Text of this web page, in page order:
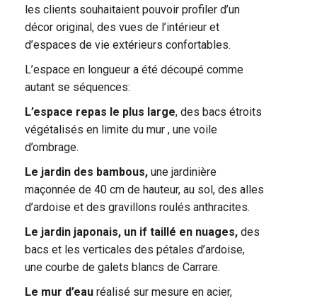
les clients souhaitaient pouvoir profiler d’un
décor original, des vues de l’intérieur et
d’espaces de vie extérieurs confortables.
L’espace en longueur a été découpé comme
autant se séquences:
L’espace repas le plus large, des bacs étroits
végétalisés en limite du mur , une voile
d’ombrage.
Le jardin des bambous, une jardinière
maçonnée de 40 cm de hauteur, au sol, des alles
d’ardoise et des gravillons roulés anthracites.
Le jardin japonais, un if taillé en nuages, des
bacs et les verticales des pétales d’ardoise,
une courbe de galets blancs de Carrare.
Le mur d’eau réalisé sur mesure en acier,